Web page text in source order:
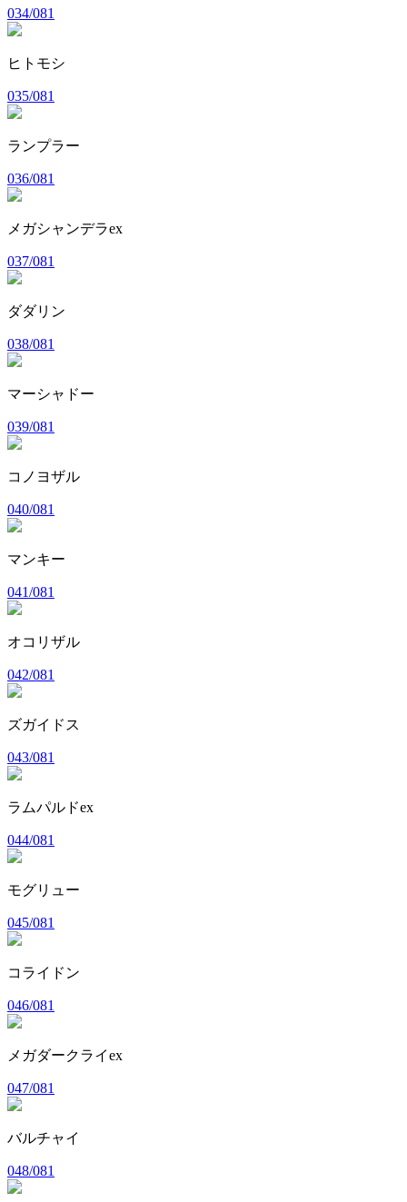
034/081
ヒトモシ
035/081
ランプラー
036/081
メガシャンデラex
037/081
ダダリン
038/081
マーシャドー
039/081
コノヨザル
040/081
マンキー
041/081
オコリザル
042/081
ズガイドス
043/081
ラムパルドex
044/081
モグリュー
045/081
コライドン
046/081
メガダークライex
047/081
バルチャイ
048/081